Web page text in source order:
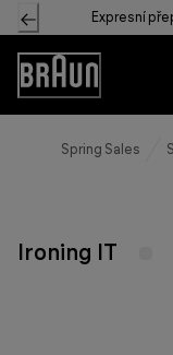
Skip
to
Content
Expresní
Accessibility
Statement
Spring Sales
Ironing IT